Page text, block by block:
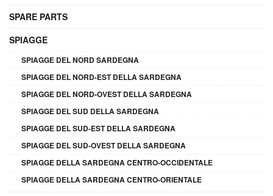
SPARE PARTS
SPIAGGE
SPIAGGE DEL NORD SARDEGNA
SPIAGGE DEL NORD-EST DELLA SARDEGNA
SPIAGGE DEL NORD-OVEST DELLA SARDEGNA
SPIAGGE DEL SUD DELLA SARDEGNA
SPIAGGE DEL SUD-EST DELLA SARDEGNA
SPIAGGE DEL SUD-OVEST DELLA SARDEGNA
SPIAGGE DELLA SARDEGNA CENTRO-OCCIDENTALE
SPIAGGE DELLA SARDEGNA CENTRO-ORIENTALE